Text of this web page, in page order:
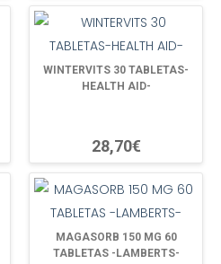
WINTERVITS 30 TABLETAS-
HEALTH AID-
28,70€
MAGASORB 150 MG 60
TABLETAS -LAMBERTS-